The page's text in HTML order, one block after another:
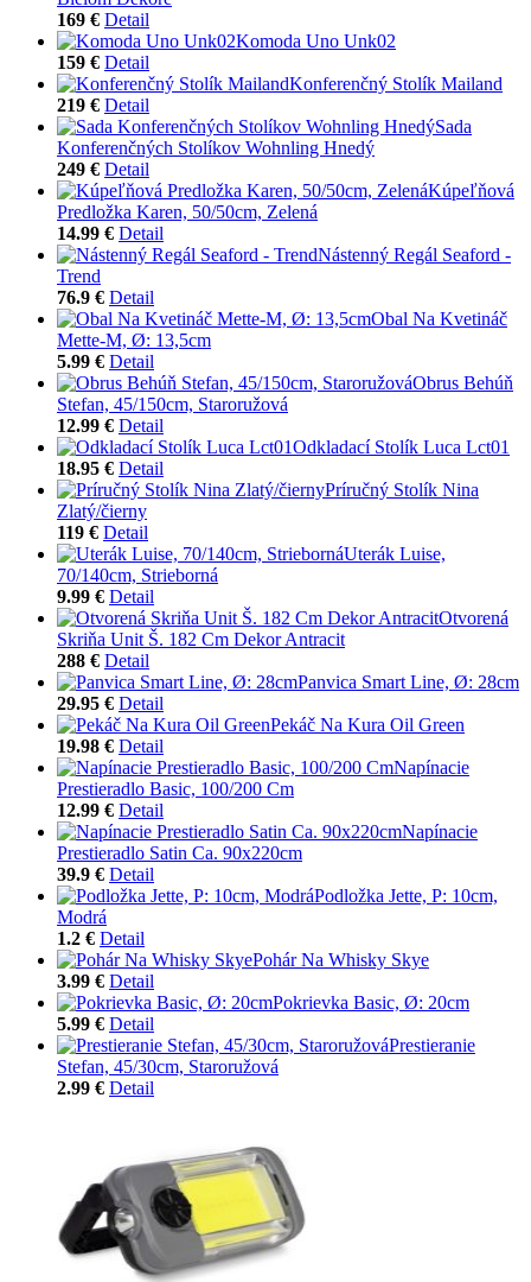
169 € Detail
Komoda Uno Unk02
159 € Detail
Konferenčný Stolík Mailand
219 € Detail
Sada
Konferenčných Stolíkov Wohnling Hnedý
249 € Detail
Kúpeľňová
Predložka Karen, 50/50cm, Zelená
14.99 € Detail
Nástenný Regál Seaford -
Trend
76.9 € Detail
Obal Na Kvetináč
Mette-M, Ø: 13,5cm
5.99 € Detail
Obrus Behúň
Stefan, 45/150cm, Staroružová
12.99 € Detail
Odkladací Stolík Luca Lct01
18.95 € Detail
Príručný Stolík Nina
Zlatý/čierny
119 € Detail
Uterák Luise,
70/140cm, Strieborná
9.99 € Detail
Otvorená
Skriňa Unit Š. 182 Cm Dekor Antracit
288 € Detail
Panvica Smart Line, Ø: 28cm
29.95 € Detail
Pekáč Na Kura Oil Green
19.98 € Detail
Napínacie
Prestieradlo Basic, 100/200 Cm
12.99 € Detail
Napínacie
Prestieradlo Satin Ca. 90x220cm
39.9 € Detail
Podložka Jette, P: 10cm,
Modrá
1.2 € Detail
Pohár Na Whisky Skye
3.99 € Detail
Pokrievka Basic, Ø: 20cm
5.99 € Detail
Prestieranie
Stefan, 45/30cm, Staroružová
2.99 € Detail